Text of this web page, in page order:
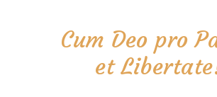
Cum Deo pro
et